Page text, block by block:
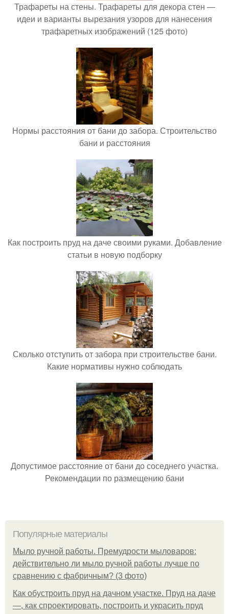
Трафареты на стены. Трафареты для декора стен —
идеи и варианты вырезания узоров для нанесения
трафаретных изображений (125 фото)
Нормы расстояния от бани до забора. Строительство
бани и расстояния
Как построить пруд на даче своими руками. Добавление
статьи в новую подборку
Сколько отступить от забора при строительстве бани.
Какие нормативы нужно соблюдать
Допустимое расстояние от бани до соседнего участка.
Рекомендации по размещению бани
Популярные материалы
Мыло ручной работы. Премудрости мыловаров:
действительно ли мыло ручной работы лучше по
сравнению с фабричным? (3 фото)
Как обустроить пруд на дачном участке. Пруд на даче
—, как спроектировать, построить и украсить пруд